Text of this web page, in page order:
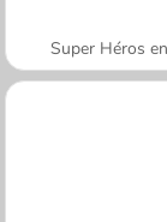
Super Héros